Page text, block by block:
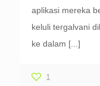
aplikasi mereka
keluli tergalvani
ke dalam [...]
1